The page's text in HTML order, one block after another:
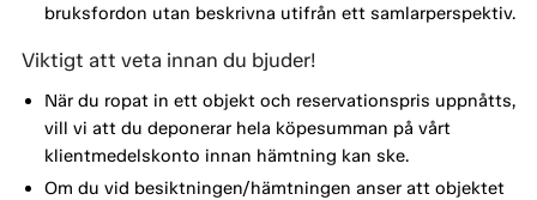
bruksfordon utan beskrivna utifrån ett samlarperspektiv.
Viktigt att veta innan du bjuder!
När du ropat in ett objekt och reservationspris uppnåtts,
vill vi att du deponerar hela köpesumman på vårt
klientmedelskonto innan hämtning kan ske.
Om du vid besiktningen/hämtningen anser att objektet